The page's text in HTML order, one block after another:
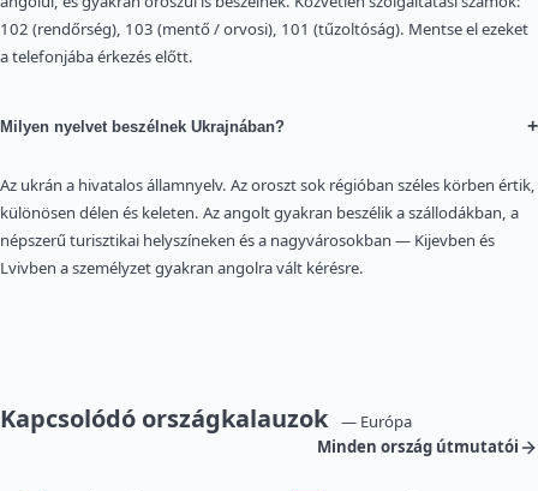
102 (rendőrség), 103 (mentő / orvosi), 101 (tűzoltóság). Mentse el ezeket
a telefonjába érkezés előtt.
Milyen nyelvet beszélnek Ukrajnában? +
Az ukrán a hivatalos államnyelv. Az oroszt sok régióban széles körben értik,
különösen délen és keleten. Az angolt gyakran beszélik a szállodákban, a
népszerű turisztikai helyszíneken és a nagyvárosokban — Kijevben és
Lvivben a személyzet gyakran angolra vált kérésre.
Kapcsolódó országkalauzok
— Európa
Minden ország útmutatói